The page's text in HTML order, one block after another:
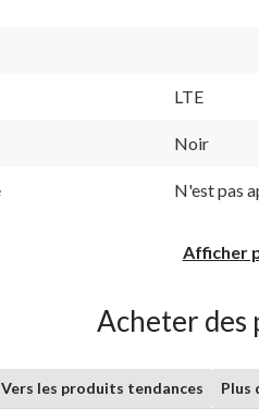
LTE
Noir
N'est pas
Afficher
Acheter des
Vers les produits tendances Plus